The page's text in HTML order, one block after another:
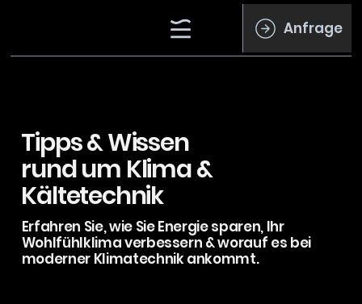
Anfrage
Tipps & Wissen
rund um Klima &
Kältetechnik
Erfahren Sie, wie Sie Energie sparen, Ihr
Wohlfühlklima verbessern & worauf es bei
moderner Klimatechnik ankommt.